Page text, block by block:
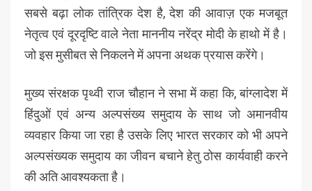
सबसे बढ़ा लोक तांत्रिक देश है, देश की आवाज़ एक मजबूत
नेतृत्व एवं दूरदृष्टि वाले नेता माननीय नरेंद्र मोदी के हाथो में है।
जो इस मुसीबत से निकलने में अपना अथक प्रयास करेंगे।
मुख्य संरक्षक पृथ्वी राज चौहान ने सभा में कहा कि, बांग्लादेश में
हिंदुओं एवं अन्य अल्पसंख्य समुदाय के साथ जो अमानवीय
व्यवहार किया जा रहा है उसके लिए भारत सरकार को भी अपने
अल्पसंख्यक समुदाय का जीवन बचाने हेतु ठोस कार्यवाही करने
की अति आवश्यकता है।